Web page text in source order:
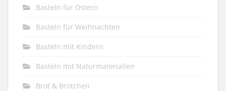
Basteln für Ostern
Basteln für Weihnachten
Basteln mit Kindern
Basteln mit Naturmaterialien
Brot & Brötchen